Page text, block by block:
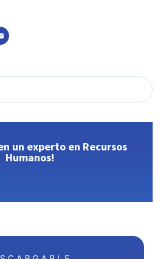
un experto en Recursos
Humanos!